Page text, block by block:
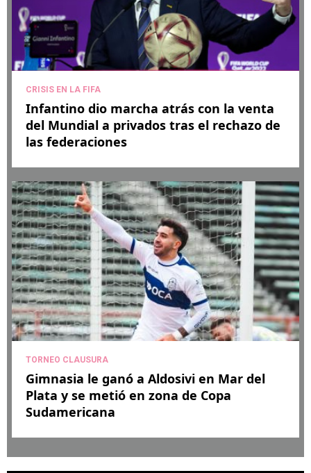
CRISIS EN LA FIFA
Infantino dio marcha atrás con la venta
del Mundial a privados tras el rechazo de
las federaciones
TORNEO CLAUSURA
Gimnasia le ganó a Aldosivi en Mar del
Plata y se metió en zona de Copa
Sudamericana